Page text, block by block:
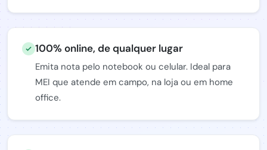
100% online, de qualquer lugar
Emita nota pelo notebook ou celular. Ideal para
MEI que atende em campo, na loja ou em home
office.